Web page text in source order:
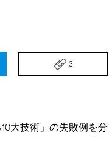
3
大技術」の失敗例を分